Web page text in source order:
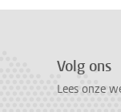
Volg ons
Lees onze